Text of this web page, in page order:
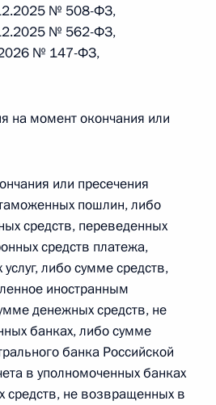
гражданского состояния»
закона «О внесении
учреждениях»
и Кабинетом
компетентных органов
и Киргизской Республике
№ 508-ФЗ,
№ 562-ФЗ,
№ 147-ФЗ,
на момент окончания или
или пресечения
пошлин, либо
средств, переведенных
средств платежа,
либо сумме средств,
иностранным
денежных средств, не
банках, либо сумме
банка Российской
в уполномоченных банках
средств, не возвращенных в